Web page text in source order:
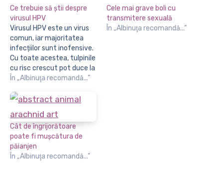
Ce trebuie să știi despre
virusul HPV
Virusul HPV este un virus
comun, iar majoritatea
infecțiilor sunt inofensive.
Cu toate acestea, tulpinile
cu risc crescut pot duce la
probleme serioase de
cancerul. Vaccinarea,
educația sunt cheile
pentru prevenirea și
gestionarea infecțiilor cu
HPV. Virusul HPV (Human
Papillomavirus) este unul
În „Albinuţa recomandă...”
Cele mai grave boli cu
transmitere sexuală
În „Albinuţa recomandă...”
Cât de îngrijorătoare
poate fi mușcătura de
păianjen
În „Albinuţa recomandă...”